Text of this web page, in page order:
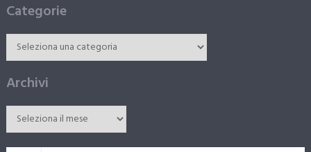
Categorie
Archivi